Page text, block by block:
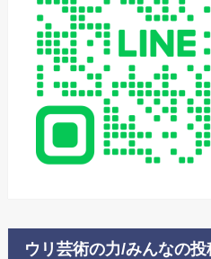
ウリ芸術の力/みんなの